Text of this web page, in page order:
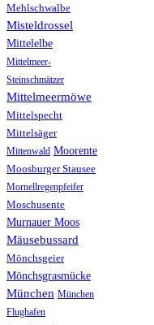
Mehlschwalbe
Misteldrossel
Mittelelbe
Mittelmeer-
Steinschmätzer
Mittelmeermöwe
Mittelspecht
Mittelsäger
Mittenwald Moorente
Moosburger Stausee
Mornellregenpfeifer
Moschusente
Murnauer Moos
Mäusebussard
Mönchsgeier
Mönchsgrasmücke
München München
Flughafen